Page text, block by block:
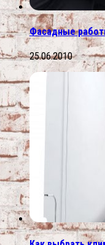
Фасадные
25.06.2010